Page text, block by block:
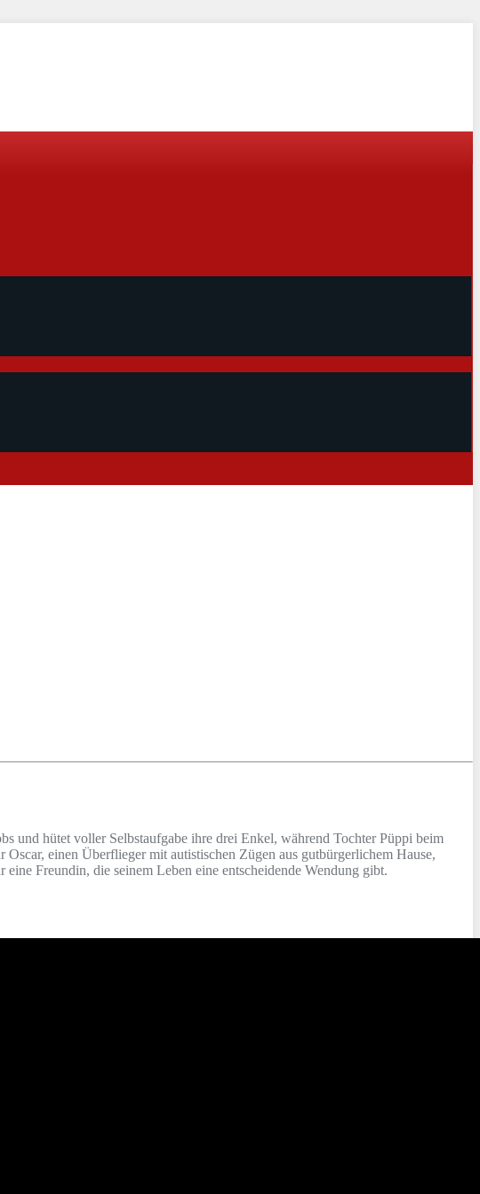
und hütet voller Selbstaufgabe ihre drei Enkel, während Tochter Püppi beim
einen Überflieger mit autistischen Zügen aus gutbürgerlichem Hause,
Freundin, die seinem Leben eine entscheidende Wendung gibt.